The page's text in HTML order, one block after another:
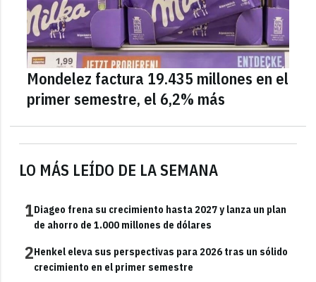
LO MÁS LEÍDO DE LA SEMANA
1Diageo frena su crecimiento hasta 2027 y lanza un plan
de ahorro de 1.000 millones de dólares
2Henkel eleva sus perspectivas para 2026 tras un sólido
crecimiento en el primer semestre
Mondelez factura 19.435 millones en el
primer semestre, el 6,2% más